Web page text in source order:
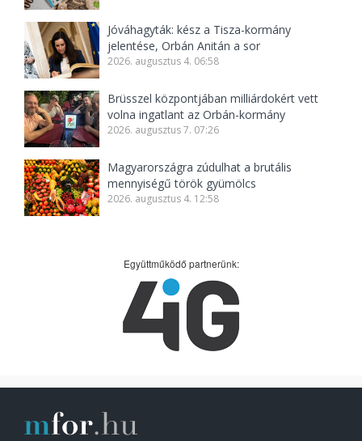
Jóváhagyták: kész a Tisza-kormány
jelentése, Orbán Anitán a sor
2026. augusztus 4. 06:58
Brüsszel központjában milliárdokért vett
volna ingatlant az Orbán-kormány
2026. augusztus 7. 07:26
Magyarországra zúdulhat a brutális
mennyiségű török gyümölcs
2026. augusztus 4. 12:58
Együttműködő partnerünk: